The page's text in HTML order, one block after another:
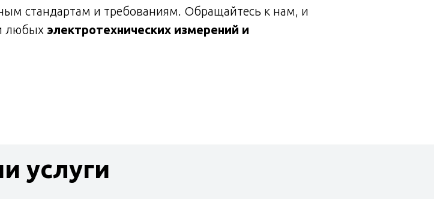
стандартам и требованиям. Обращайтесь к нам, и
любых электротехнических измерений и
услуги
и получите
консультацию!